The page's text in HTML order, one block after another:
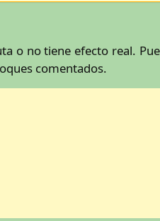
o no tiene efecto real.
comentados.